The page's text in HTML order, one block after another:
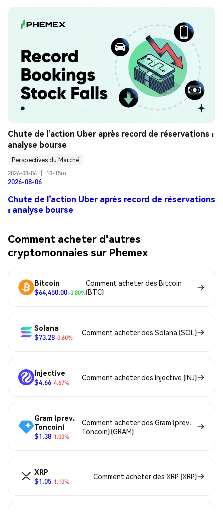
Chute de l’action Uber après record de réservations :
analyse bourse
Perspectives du Marché
2026-08-06
10-15m
2026-08-06
Chute de l’action Uber après record de réservations
: analyse bourse
Comment acheter d'autres
cryptomonnaies sur Phemex
Bitcoin
$64,450.00+0.80%
Comment acheter des Bitcoin
(BTC)
Solana
$73.28-0.60%
Comment acheter des Solana (SOL)
Injective
$4.66-4.67%
Comment acheter des Injective (INJ)
Gram (prev.
Toncoin)
$1.38-1.03%
Comment acheter des Gram (prev.
Toncoin) (GRAM)
XRP
$1.05-1.10%
Comment acheter des XRP (XRP)